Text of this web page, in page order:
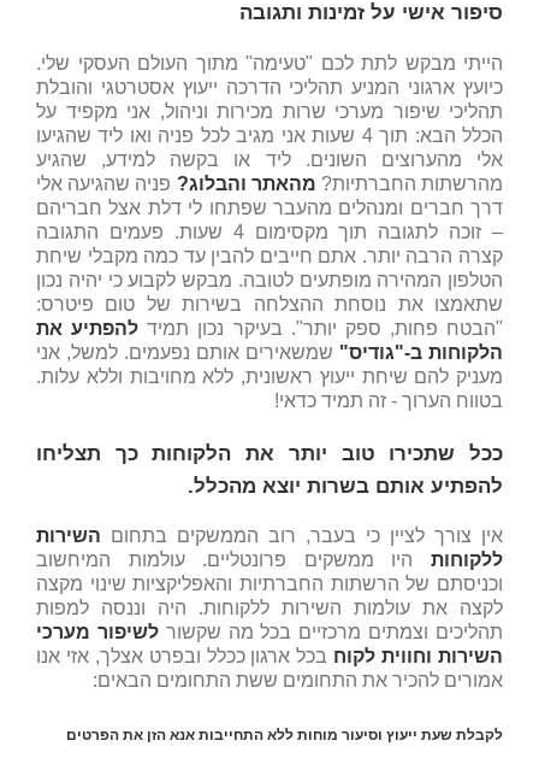
סיפור אישי על זמינות ותגובה
הייתי מבקש לתת לכם "טעימה" מתוך העולם העסקי שלי.
כיועץ ארגוני המניע תהליכי הדרכה ייעוץ אסטרטגי והובלת
תהליכי שיפור מערכי שרות מכירות וניהול, אני מקפיד על
הכלל הבא: תוך 4 שעות אני מגיב לכל פניה ואו ליד שהגיעו
אלי מהערוצים השונים. ליד או בקשה למידע, שהגיע
מהרשתות החברתיות? מהאתר והבלוג? פניה שהגיעה אלי
דרך חברים ומנהלים מהעבר שפתחו לי דלת אצל חבריהם
– זוכה לתגובה תוך מקסימום 4 שעות. פעמים התגובה
קצרה הרבה יותר. אתם חייבים להבין עד כמה מקבלי שיחת
הטלפון המהירה מופתעים לטובה. מבקש לקבוע כי יהיה נכון
שתאמצו את נוסחת ההצלחה בשירות של טום פיטרס:
"הבטח פחות, ספק יותר". בעיקר נכון תמיד להפתיע את
הלקוחות ב-"גודיס" שמשאירים אותם נפעמים. למשל, אני
מעניק להם שיחת ייעוץ ראשונית, ללא מחויבות וללא עלות.
בטווח הערוך - זה תמיד כדאי!
ככל שתכירו טוב יותר את הלקוחות כך תצליחו
להפתיע אותם בשרות יוצא מהכלל.
אין צורך לציין כי בעבר, רוב הממשקים בתחום השירות
ללקוחות היו ממשקים פרונטליים. עולמות המיחשוב
וכניסתם של הרשתות החברתיות והאפליקציות שינוי מקצה
לקצה את עולמות השירות ללקוחות. היה וננסה למפות
תהליכים וצמתים מרכזיים בכל מה שקשורלשיפור מערכי
השירות וחווית לקוח בכל ארגון ככלל ובפרט אצלך, אזי אנו
אמורים להכיר את התחומים ששת התחומים הבאים:
לקבלת שעת ייעוץ וסיעור מוחות ללא התחייבות אנא הזן את הפרטים